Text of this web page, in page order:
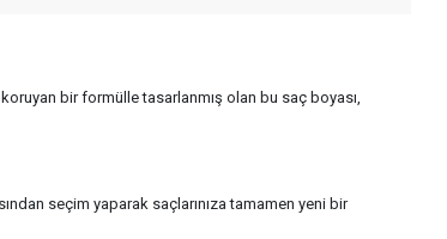
koruyan bir formülle tasarlanmış olan bu saç boyası,
seçim yaparak saçlarınıza tamamen yeni bir